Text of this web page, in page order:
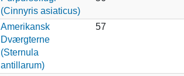
(Cinnyris asiaticus)
Amerikansk
Dværgterne
(Sternula
antillarum)
57